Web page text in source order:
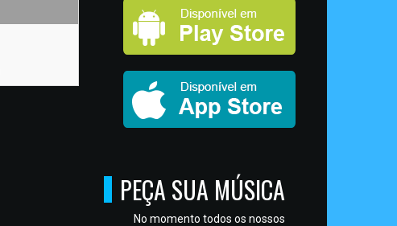
PEÇA SUA MÚSICA
No momento todos os nossos